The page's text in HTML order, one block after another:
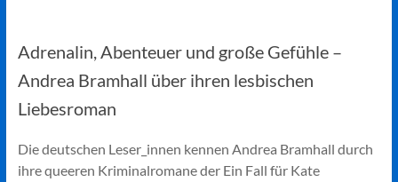
Adrenalin, Abenteuer und große Gefühle –
Andrea Bramhall über ihren lesbischen
Liebesroman
Die deutschen Leser_innen kennen Andrea Bramhall durch
ihre queeren Kriminalromane der Ein Fall für Kate